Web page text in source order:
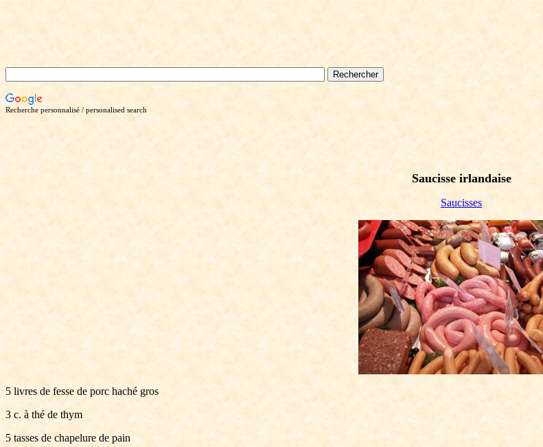
Recherche personnalisé / personalised search
Saucisse irlandaise
Saucisses
5 livres de fesse de porc haché gros
3 c. à thé de thym
5 tasses de chapelure de pain